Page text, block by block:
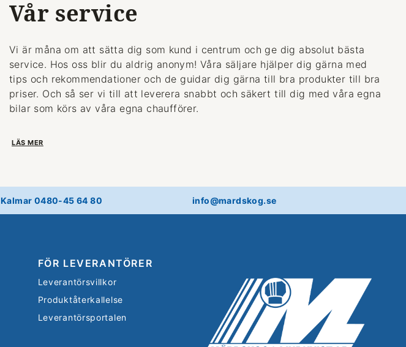
Vår service
Vi är måna om att sätta dig som kund i centrum och ge dig absolut bästa
service. Hos oss blir du aldrig anonym! Våra säljare hjälper dig gärna med
tips och rekommendationer och de guidar dig gärna till bra produkter till bra
priser. Och så ser vi till att leverera snabbt och säkert till dig med våra egna
bilar som körs av våra egna chaufförer.
LÄS MER
Kalmar 0480-45 64 80 info@mardskog.se
FÖR LEVERANTÖRER
Leverantörsvillkor
Produktåterkallelse
Leverantörsportalen